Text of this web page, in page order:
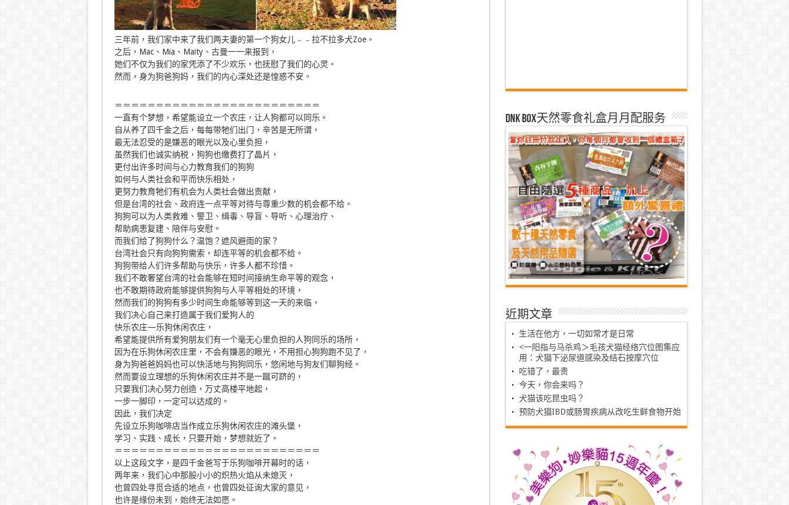
三年前，我们家中来了我们两夫妻的第一个狗女儿﹣﹣拉不拉多犬Zoe。
之后，Mac、Mia、Maity、古曼一一来报到，
她们不仅为我们的家凭添了不少欢乐，也抚慰了我们的心灵。
然而，身为狗爸狗妈，我们的内心深处还是惶惑不安。
＝＝＝＝＝＝＝＝＝＝＝＝＝＝＝＝＝＝＝＝＝＝＝＝＝
一直有个梦想，希望能设立一个农庄，让人狗都可以同乐。
自从养了四千金之后，每每带牠们出门，辛苦是无所谓，
最无法忍受的是嫌恶的眼光以及心里负担，
虽然我们也诚实纳税，狗狗也缴费打了晶片，
更付出许多时间与心力教育我们的狗狗
如何与人类社会和平而快乐相处，
更努力教育牠们有机会为人类社会做出贡献，
但是台湾的社会、政府连一点平等对待与尊重少数的机会都不给。
狗狗可以为人类救难、警卫、缉毒、导盲、导听、心理治疗、
帮助病患复建、陪伴与安慰。
而我们给了狗狗什么？温饱？遮风避雨的家？
台湾社会只有向狗狗需索，却连平等的机会都不给。
狗狗带给人们许多帮助与快乐，许多人都不珍惜。
我们不敢奢望台湾的社会能够在短时间接纳生命平等的观念，
也不敢期待政府能够提供狗狗与人平等相处的环境，
然而我们的狗狗有多少时间生命能够等到这一天的来临，
我们决心自己来打造属于我们爱狗人的
快乐农庄—乐狗休闲农庄，
希望能提供所有爱狗朋友们有一个毫无心里负担的人狗同乐的场所，
因为在乐狗休闲农庄里，不会有嫌恶的眼光，不用担心狗狗跑不见了，
身为狗爸爸妈妈也可以快活地与狗狗同乐，悠闲地与狗友们聊狗经。
然而要设立理想的乐狗休闲农庄并不是一蹴可跻的，
只要我们决心努力创造，万丈高楼平地起，
一步一脚印，一定可以达成的。
因此，我们决定
先设立乐狗咖啡店当作成立乐狗休闲农庄的滩头堡，
学习、实践、成长，只要开始，梦想就近了。
＝＝＝＝＝＝＝＝＝＝＝＝＝＝＝＝＝＝＝＝＝＝＝＝＝
以上这段文字，是四千金爸写于乐狗咖啡开幕时的话，
两年来，我们心中那股小小的炽热火焰从未熄灭，
也曾四处寻觅合适的地点，也曾四处征询大家的意见，
也许是缘份未到，始终无法如愿。
dnk Box天然零食礼盒月月配服务
近期文章
生活在他方，一切如常才是日常
<一阳指与马杀鸡＞毛孩犬猫经络穴位图集应
用：犬猫下泌尿道感染及结石按摩穴位
吃错了，最贵
今天，你会来吗？
犬猫该吃昆虫吗？
预防犬猫IBD或肠胃疾病从改吃生鲜食物开始